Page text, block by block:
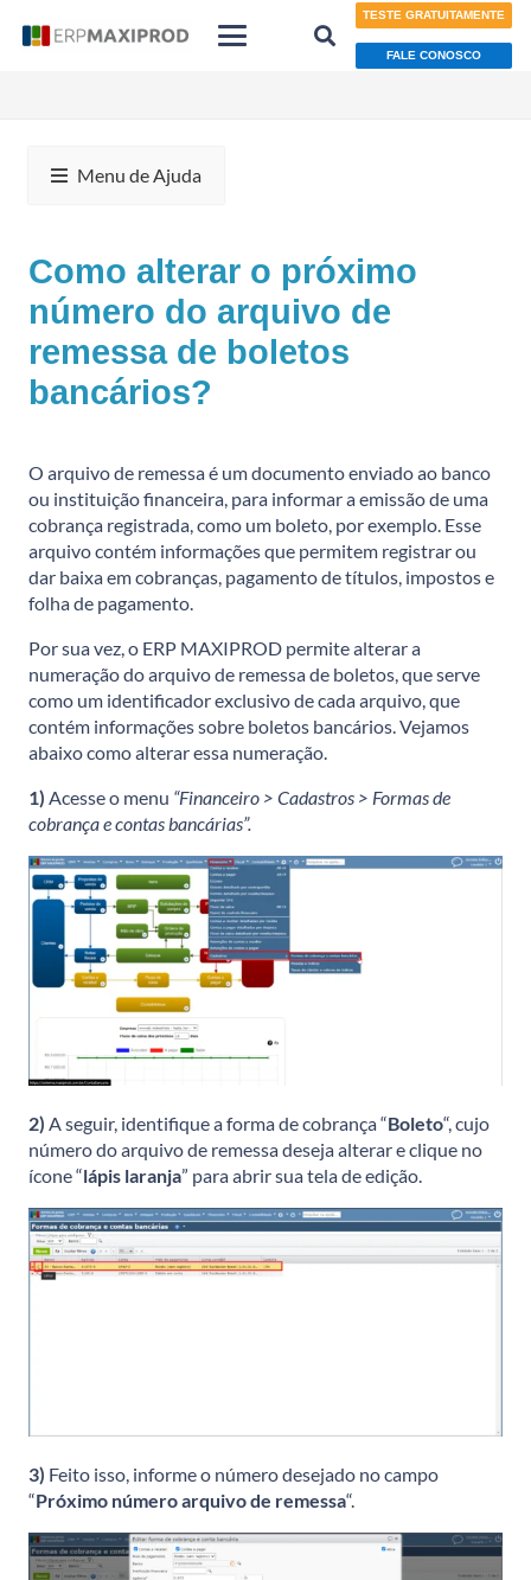
TESTE GRATUITAMENTE
FALE CONOSCO
Menu de Ajuda
Como alterar o próximo
número do arquivo de
remessa de boletos
bancários?
O arquivo de remessa é um documento enviado ao banco
ou instituição financeira, para informar a emissão de uma
cobrança registrada, como um boleto, por exemplo. Esse
arquivo contém informações que permitem registrar ou
dar baixa em cobranças, pagamento de títulos, impostos e
folha de pagamento.
Por sua vez, o ERP MAXIPROD permite alterar a
numeração do arquivo de remessa de boletos, que serve
como um identificador exclusivo de cada arquivo, que
contém informações sobre boletos bancários. Vejamos
abaixo como alterar essa numeração.
1) Acesse o menu “Financeiro > Cadastros > Formas de
cobrança e contas bancárias”.
2) A seguir, identifique a forma de cobrança “Boleto“, cujo
número do arquivo de remessa deseja alterar e clique no
ícone “lápis laranja” para abrir sua tela de edição.
3) Feito isso, informe o número desejado no campo
“Próximo número arquivo de remessa“.